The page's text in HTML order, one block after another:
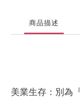
商品描述
美業生存：別為